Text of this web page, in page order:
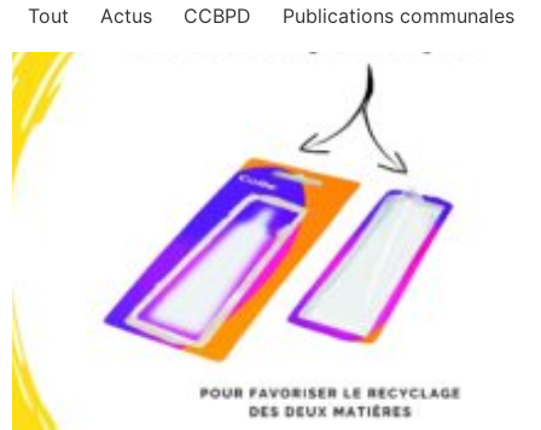
Tout Actus CCBPD Publications communales